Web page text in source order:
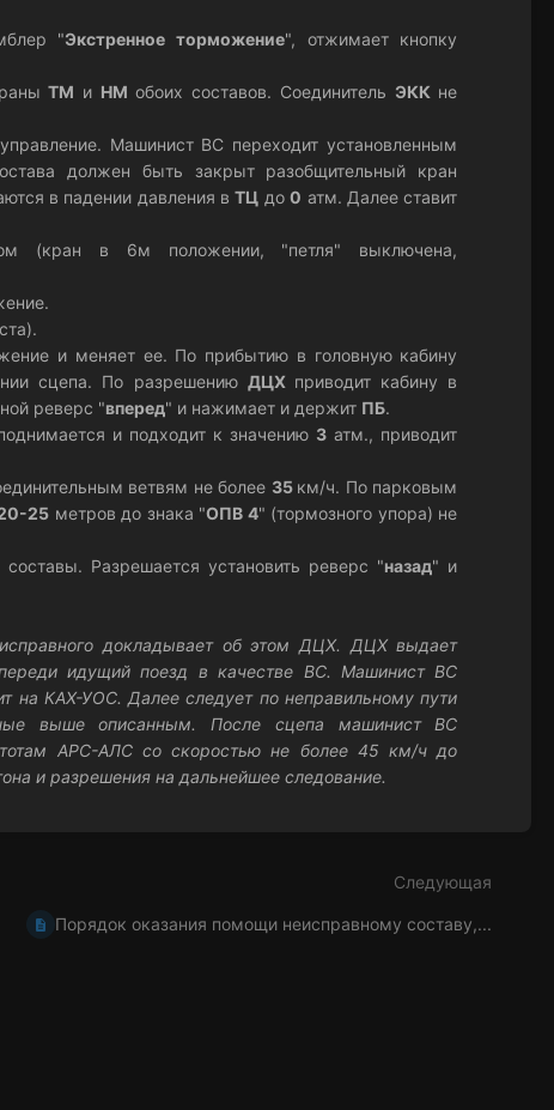
"Экстренное торможение", отжимает кнопку
ТМ и НМ обоих составов. Соединитель ЭКК не
Машинист ВС переходит установленным
должен быть закрыт разобщительный кран
в падении давления вТЦ до0 атм. Далее ставит
(кран в 6м положении, "петля" выключена,
и меняет ее. По прибытию в головную кабину
сцепа. По разрешению ДЦХ приводит кабину в
реверс "вперед" и нажимает и держит ПБ.
и подходит к значению 3 атм., приводит
ветвям не более 35 км/ч. По парковым
25 метров до знака "ОПВ 4" (тормозного упора) не
Разрешается установить реверс "назад" и
докладывает об этом ДЦХ. ДЦХ выдает
идущий поезд в качестве ВС. Машинист ВС
на КАХ-УОС. Далее следует по неправильному пути
выше описанным. После сцепа машинист ВС
АРС-АЛС со скоростью не более 45 км/ч до
и разрешения на дальнейшее следование.
Следующая
Порядок оказания помощи неисправному составу,...